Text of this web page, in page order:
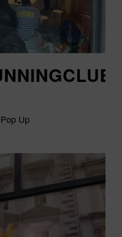
Up